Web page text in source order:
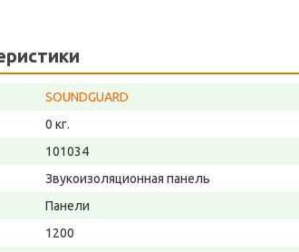
SOUNDGUARD
0 кг.
101034
Звукоизоляционная панель
Панели
1200